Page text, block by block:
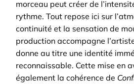
morceau peut créer de
rythme. Tout repose ici sur
continuité et la sensation de
production accompagne
donne au titre une identité
reconnaissable. Cette mise en
également la cohérence de